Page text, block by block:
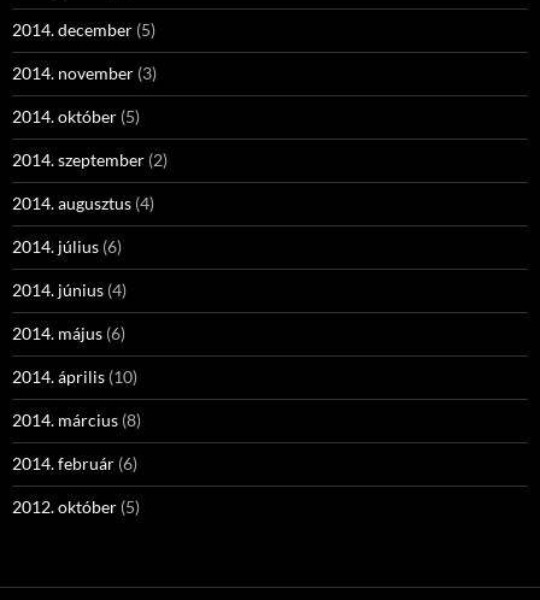
2014. december (5)
2014. november (3)
2014. október (5)
2014. szeptember (2)
2014. augusztus (4)
2014. július (6)
2014. június (4)
2014. május (6)
2014. április (10)
2014. március (8)
2014. február (6)
2012. október (5)